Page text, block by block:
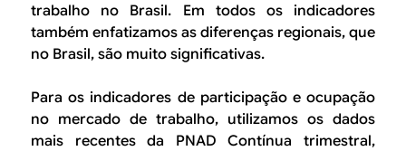
trabalho no Brasil. Em todos os indicadores
também enfatizamos as diferenças regionais, que
no Brasil, são muito significativas.
Para os indicadores de participação e ocupação
no mercado de trabalho, utilizamos os dados
mais recentes da PNAD Contínua trimestral,